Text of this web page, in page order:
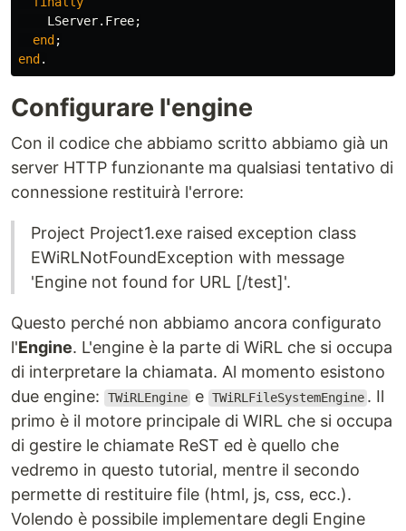
LServer. Free;
end ;
end .
Configurare l'engine
Con il codice che abbiamo scritto abbiamo già un
server HTTP funzionante ma qualsiasi tentativo di
connessione restituirà l'errore:
Project Project1.exe raised exception class
EWiRLNotFoundException with message
'Engine not found for URL [/test]'.
Questo perché non abbiamo ancora configurato
l'Engine. L'engine è la parte di WiRL che si occupa
di interpretare la chiamata. Al momento esistono
due engine:
TWiRLEngine e TWiRLFileSystemEngine . Il
primo è il motore principale di WIRL che si occupa
di gestire le chiamate ReST ed è quello che
vedremo in questo tutorial, mentre il secondo
permette di restituire file (html, js, css, ecc.).
Volendo è possibile implementare degli Engine